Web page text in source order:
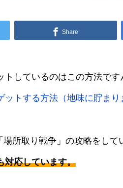
Share
しているのはこの方法です
トする方法（地味に貯まり
所取り戦争」の攻略をして
対応しています。